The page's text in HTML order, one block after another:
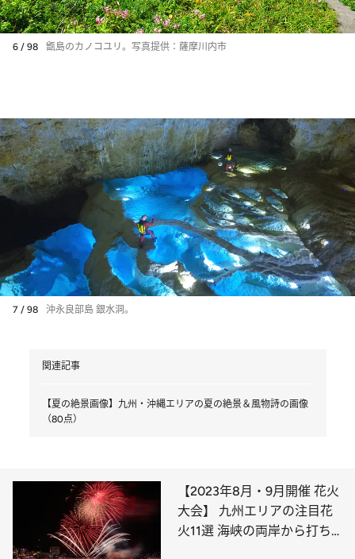
6 / 98 甑島のカノコユリ。写真提供：薩摩川内市
7 / 98 沖永良部島 銀水洞。
関連記事
【夏の絶景画像】九州・沖縄エリアの夏の絶景＆風物詩の画像
（80点）
【2023年8月・9月開催 花火
大会】 九州エリアの注目花
火11選 海峡の両岸から打ち